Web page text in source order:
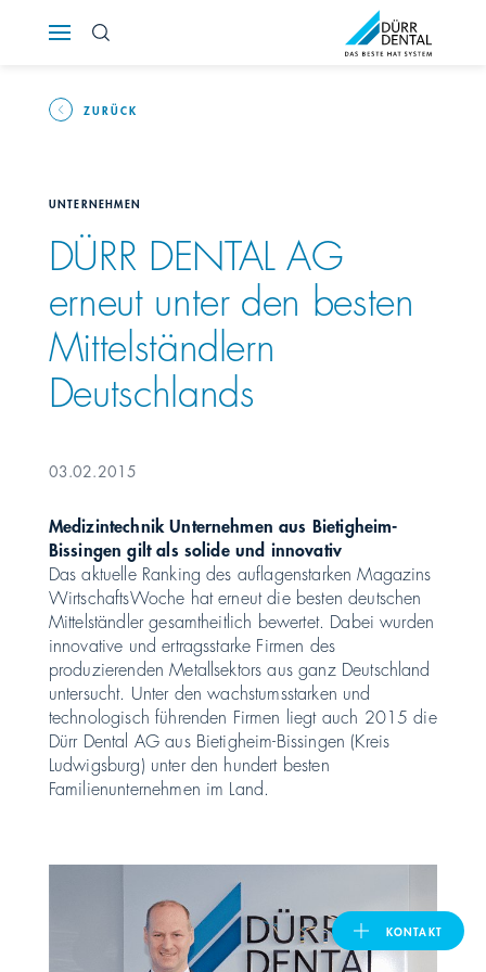
Polska
România
Suomi
Sverige
Switzerland DE FR
Türkiye
United Kingdom
ASIA PACIFIC
Australia
India
日本
대한민국
KONTAKT
ZURÜCK
UNTERNEHMEN
DÜRR DENTAL AG
erneut unter den besten
Mittelständlern
Deutschlands
03.02.2015
Medizintechnik Unternehmen aus Bietigheim-
Bissingen gilt als solide und innovativ
Das aktuelle Ranking des auflagenstarken Magazins
WirtschaftsWoche hat erneut die besten deutschen
Mittelständler gesamtheitlich bewertet. Dabei wurden
innovative und ertragsstarke Firmen des
produzierenden Metallsektors aus ganz Deutschland
untersucht. Unter den wachstumsstarken und
technologisch führenden Firmen liegt auch 2015 die
Dürr Dental AG aus Bietigheim-Bissingen (Kreis
Ludwigsburg) unter den hundert besten
Familienunternehmen im Land.